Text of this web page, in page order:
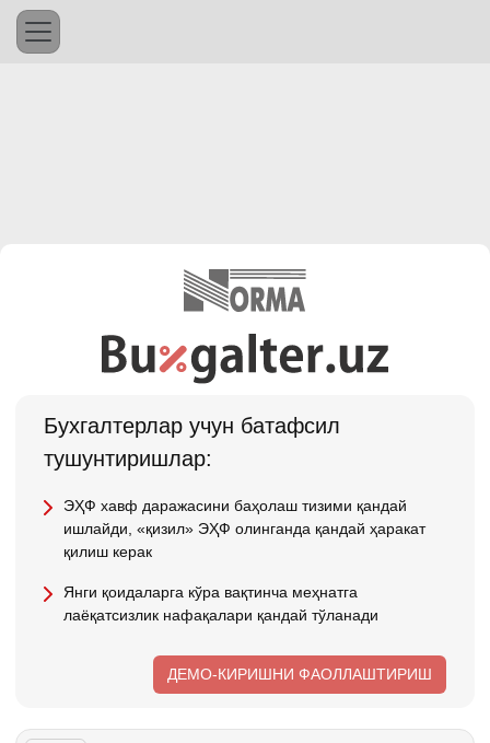
Бухгалтерлар учун батафсил
тушунтиришлар:
ЭҲФ хавф даражасини баҳолаш тизими қандай
ишлайди, «қизил» ЭҲФ олинганда қандай ҳаракат
қилиш керак
Янги қоидаларга кўра вақтинча меҳнатга
лаёқатсизлик нафақалари қандай тўланади
ДЕМО-КИРИШНИ ФАОЛЛАШТИРИШ